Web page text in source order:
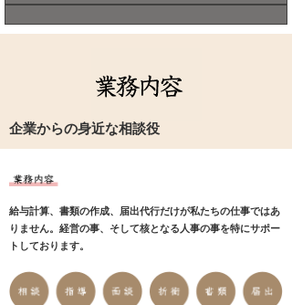
ホーム
料金案内
事務所案内
企業からの身近な相談役
給与計算、書類の作成、届出代行だけが私たちの仕事ではあ
りません。経営の事、そして核となる人事の事を特にサポー
トしております。